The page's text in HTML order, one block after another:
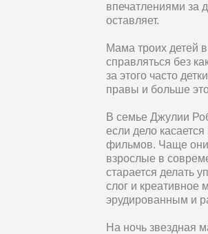
впечатлениями за
оставляет.
Мама троих детей
справляться без
за этого часто
правы и больше
В семье Джулии
если дело
фильмов. Чаще они
взрослые в
старается делать
слог и
эрудированным и
На ночь звездная